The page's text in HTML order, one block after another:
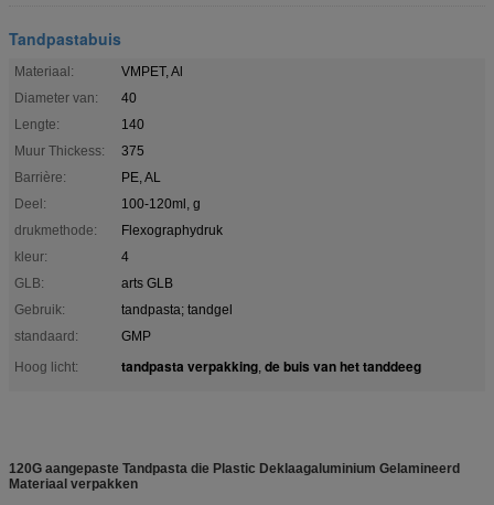
Tandpastabuis
Materiaal:
VMPET, Al
Diameter van:
40
Lengte:
140
Muur Thickess:
375
Barrière:
PE, AL
Deel:
100-120ml, g
drukmethode:
Flexographydruk
kleur:
4
GLB:
arts GLB
Gebruik:
tandpasta; tandgel
standaard:
GMP
Hoog licht:
tandpasta verpakking, de buis van het tanddeeg
120G aangepaste Tandpasta die Plastic Deklaagaluminium Gelamineerd
Materiaal verpakken